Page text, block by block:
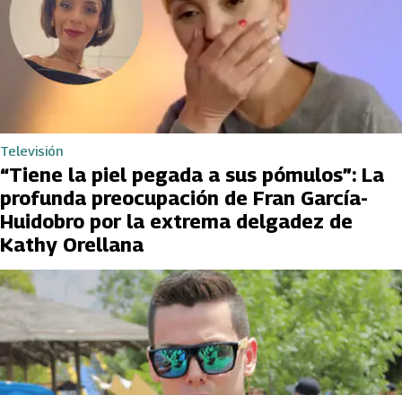
Televisión
“Tiene la piel pegada a sus pómulos”: La
profunda preocupación de Fran García-
Huidobro por la extrema delgadez de
Kathy Orellana